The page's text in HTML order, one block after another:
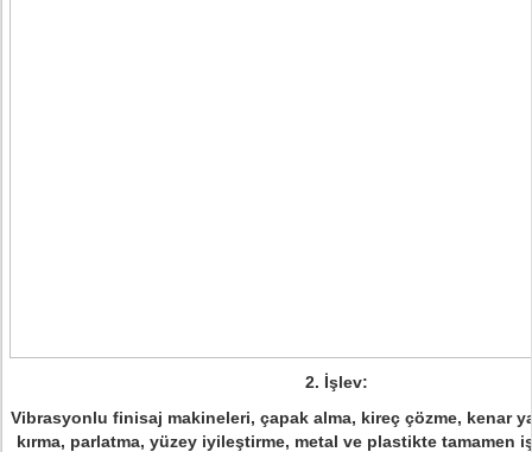
2. İşlev:
Vibrasyonlu finisaj makineleri, çapak alma, kireç çözme, kenar
kırma, parlatma, yüzey iyileştirme, metal ve plastikte tamamen